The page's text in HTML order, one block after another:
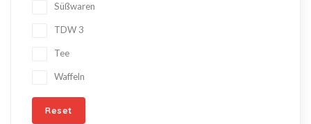
Süßwaren
TDW 3
Tee
Waffeln
Reset